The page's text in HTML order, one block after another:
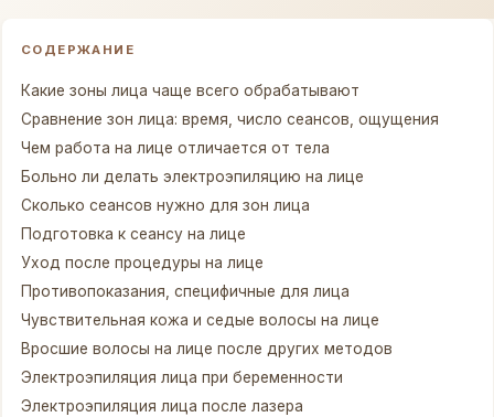
СОДЕРЖАНИЕ
Какие зоны лица чаще всего обрабатывают
Сравнение зон лица: время, число сеансов, ощущения
Чем работа на лице отличается от тела
Больно ли делать электроэпиляцию на лице
Сколько сеансов нужно для зон лица
Подготовка к сеансу на лице
Уход после процедуры на лице
Противопоказания, специфичные для лица
Чувствительная кожа и седые волосы на лице
Вросшие волосы на лице после других методов
Электроэпиляция лица при беременности
Электроэпиляция лица после лазера